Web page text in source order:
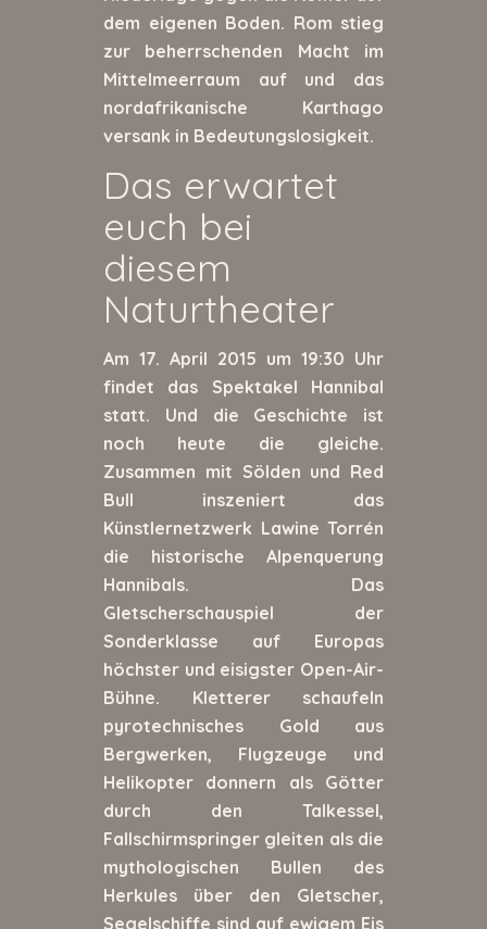
dem eigenen Boden. Rom stieg
zur beherrschenden Macht im
Mittelmeerraum auf und das
nordafrikanische Karthago
versank in Bedeutungslosigkeit.
Das erwartet
euch bei
diesem
Naturtheater
Am 17. April 2015 um 19:30 Uhr
findet das Spektakel Hannibal
statt. Und die Geschichte ist
noch heute die gleiche.
Zusammen mit Sölden und Red
Bull inszeniert das
Künstlernetzwerk Lawine Torrén
die historische Alpenquerung
Hannibals. Das
Gletscherschauspiel der
Sonderklasse auf Europas
höchster und eisigster Open-Air-
Bühne. Kletterer schaufeln
pyrotechnisches Gold aus
Bergwerken, Flugzeuge und
Helikopter donnern als Götter
durch den Talkessel,
Fallschirmspringer gleiten als die
mythologischen Bullen des
Herkules über den Gletscher,
Segelschiffe sind auf ewigem Eis